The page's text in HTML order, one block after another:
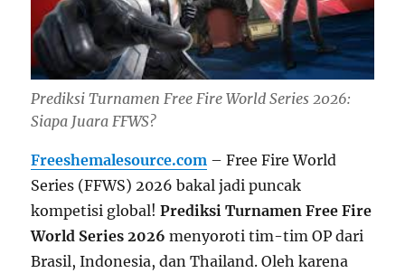
Prediksi Turnamen Free Fire World Series 2026:
Siapa Juara FFWS?
Freeshemalesource.com – Free Fire World
Series (FFWS) 2026 bakal jadi puncak
kompetisi global!Prediksi Turnamen Free Fire
World Series 2026 menyoroti tim-tim OP dari
Brasil, Indonesia, dan Thailand. Oleh karena